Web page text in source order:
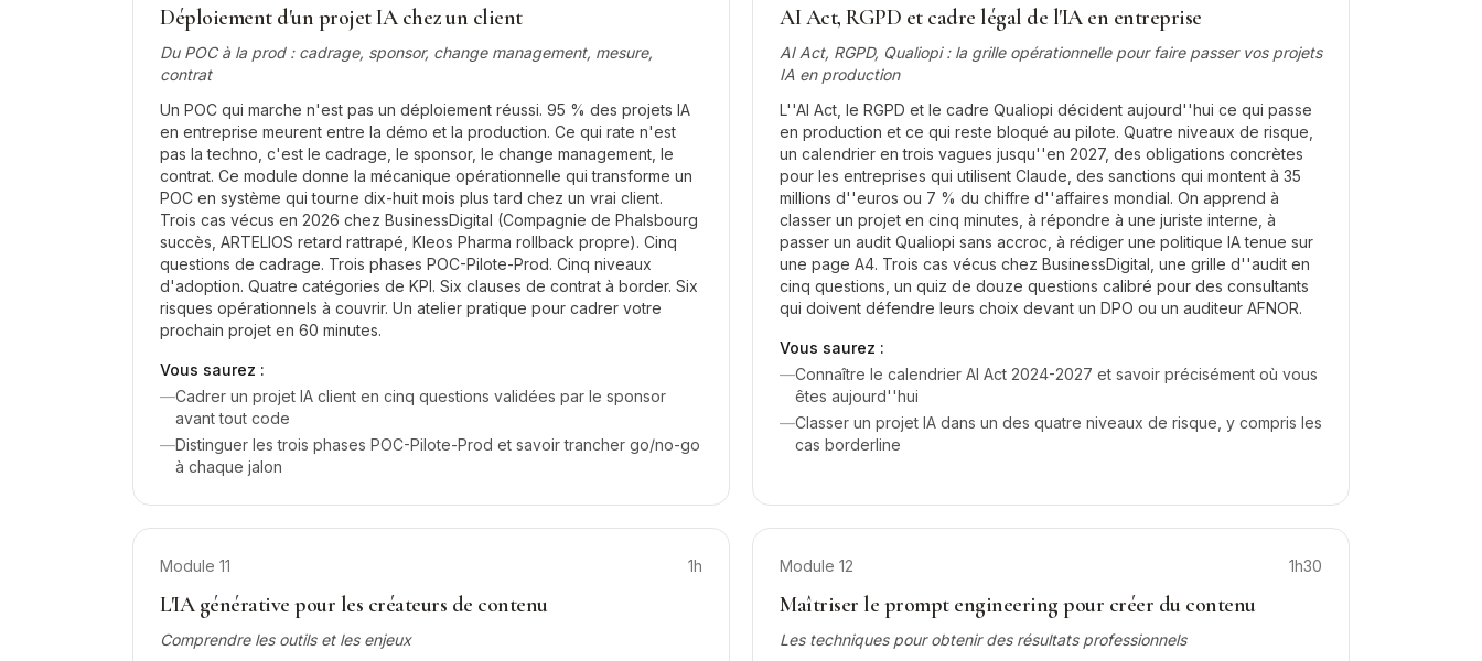
Déploiement d'un projet IA chez un client
Du POC à la prod : cadrage, sponsor, change management, mesure,
contrat
Un POC qui marche n'est pas un déploiement réussi. 95 % des projets IA
en entreprise meurent entre la démo et la production. Ce qui rate n'est
pas la techno, c'est le cadrage, le sponsor, le change management, le
contrat. Ce module donne la mécanique opérationnelle qui transforme un
POC en système qui tourne dix-huit mois plus tard chez un vrai client.
Trois cas vécus en 2026 chez BusinessDigital (Compagnie de Phalsbourg
succès, ARTELIOS retard rattrapé, Kleos Pharma rollback propre). Cinq
questions de cadrage. Trois phases POC-Pilote-Prod. Cinq niveaux
d'adoption. Quatre catégories de KPI. Six clauses de contrat à border. Six
risques opérationnels à couvrir. Un atelier pratique pour cadrer votre
prochain projet en 60 minutes.
Vous saurez :
—Cadrer un projet IA client en cinq questions validées par le sponsor
avant tout code
—Distinguer les trois phases POC-Pilote-Prod et savoir trancher go/no-go
à chaque jalon
AI Act, RGPD et cadre légal de l'IA en entreprise
AI Act, RGPD, Qualiopi : la grille opérationnelle pour faire passer vos projets
IA en production
L''AI Act, le RGPD et le cadre Qualiopi décident aujourd''hui ce qui passe
en production et ce qui reste bloqué au pilote. Quatre niveaux de risque,
un calendrier en trois vagues jusqu''en 2027, des obligations concrètes
pour les entreprises qui utilisent Claude, des sanctions qui montent à 35
millions d''euros ou 7 % du chiffre d''affaires mondial. On apprend à
classer un projet en cinq minutes, à répondre à une juriste interne, à
passer un audit Qualiopi sans accroc, à rédiger une politique IA tenue sur
une page A4. Trois cas vécus chez BusinessDigital, une grille d''audit en
cinq questions, un quiz de douze questions calibré pour des consultants
qui doivent défendre leurs choix devant un DPO ou un auditeur AFNOR.
Vous saurez :
—Connaître le calendrier AI Act 2024-2027 et savoir précisément où vous
êtes aujourd''hui
—Classer un projet IA dans un des quatre niveaux de risque, y compris les
cas borderline
Module 11 1h
L'IA générative pour les créateurs de contenu
Comprendre les outils et les enjeux
Module 12 1h30
Maîtriser le prompt engineering pour créer du contenu
Les techniques pour obtenir des résultats professionnels